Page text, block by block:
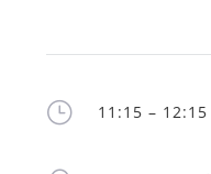
} 11:15 – 12:15